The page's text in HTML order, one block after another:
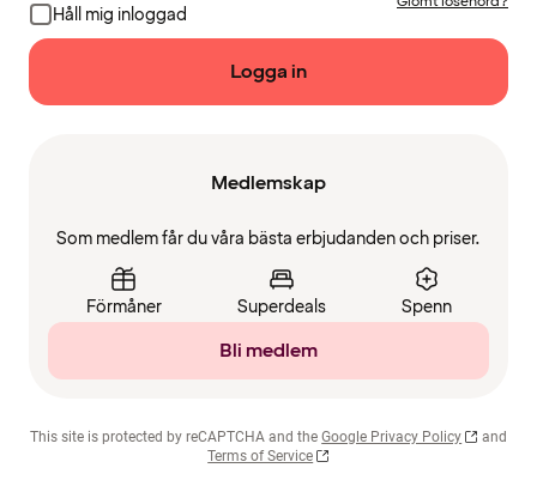
Håll mig inloggad
Logga in
Medlemskap
Som medlem får du våra bästa erbjudanden och priser.
Förmåner Superdeals Spenn
Bli medlem
This site is protected by reCAPTCHA and the Google Privacy Policy
and
Terms of Service